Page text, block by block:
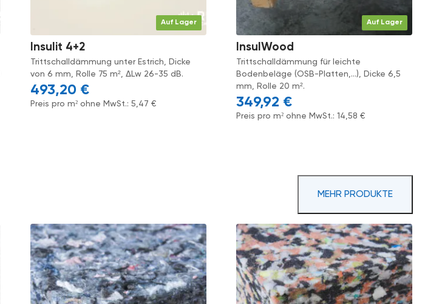
Auf Lager
Insulit 4+2
Trittschalldämmung unter Estrich, Dicke
von 6 mm, Rolle 75 m², ΔLw 26-35 dB.
493,20 €
Preis pro m² ohne MwSt.:5,47€
Auf Lager
InsulWood
Trittschalldämmung für leichte
Bodenbeläge (OSB-Platten,...), Dicke 6,5
mm, Rolle 20 m².
349,92 €
Preis pro m² ohne MwSt.:14,58€
MEHR PRODUKTE